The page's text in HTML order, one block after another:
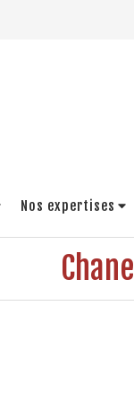
Nos expertises
Chanel